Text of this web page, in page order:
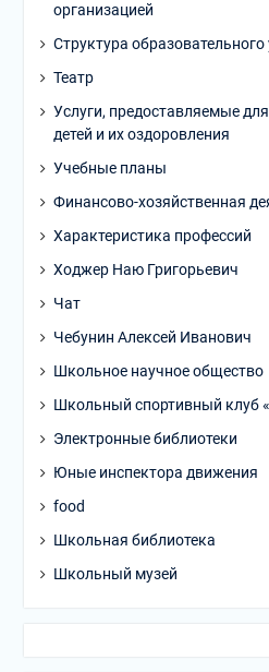
организацией
Структура
Театр
Услуги, предоставляемые
детей и их оздоровления
Учебные планы
Финансово-хозяйственная
Характеристика профессий
Ходжер Наю Григорьевич
Чат
Чебунин Алексей Иванович
Школьное научное общество
Школьный спортивный клуб
Электронные библиотеки
Юные инспектора движения
food
Школьная библиотека
Школьный музей